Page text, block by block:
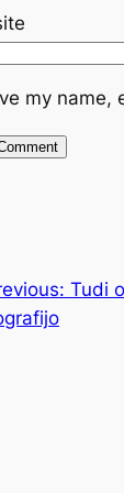
my name,
Tudi